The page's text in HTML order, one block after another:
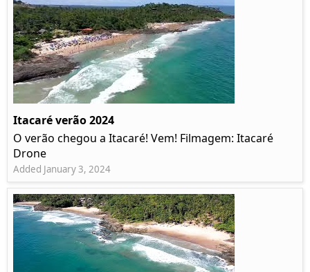
Itacaré verão 2024
O verão chegou a Itacaré! Vem! Filmagem: Itacaré
Drone
Added January 3, 2024